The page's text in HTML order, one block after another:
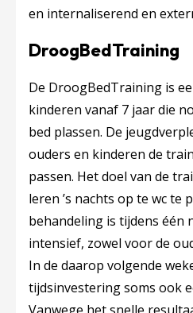
en internaliserend en
DroogBedTraining
De DroogBedTraining is
kinderen vanaf 7 jaar die
bed plassen. De
ouders en kinderen de
passen. Het doel van de
leren ’s nachts op te wc te
behandeling is tijdens één
intensief, zowel voor de
In de daarop volgende
tijdsinvestering soms ook